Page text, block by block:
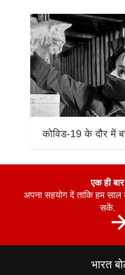
कोविड-19 के दौर में
एक ही
अपना सहयोग दें ताकि हम
सकें.
भारत